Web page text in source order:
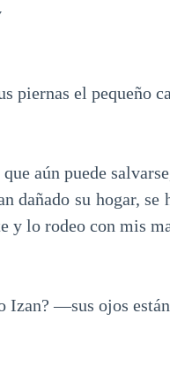
piernas el pequeño
aún puede
dañado su hogar,
y lo rodeo con mis
Izan? —sus ojos